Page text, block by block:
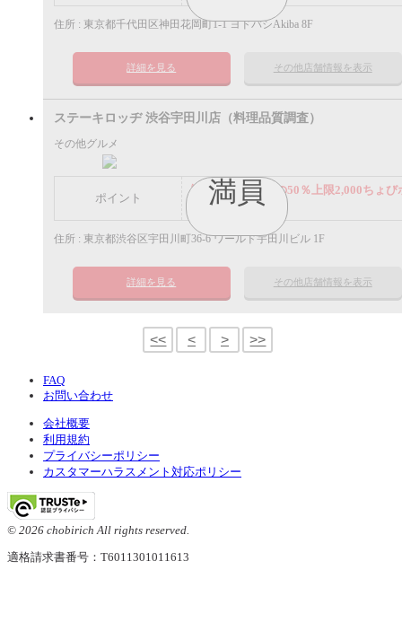
住所 : 東京都千代田区神田花岡町1-1 ヨドバシAkiba 8F
詳細を見る その他店舗情報を表示
満員
ステーキロッヂ 渋谷宇田川店（料理品質調査）
その他グルメ
ポイント
謝礼： 飲食代金の50％上限2,000ちょび
イント
住所 : 東京都渋谷区宇田川町36-6 ワールド宇田川ビル 1F
詳細を見る その他店舗情報を表示
<< < > >>
FAQ
お問い合わせ
会社概要
利用規約
プライバシーポリシー
カスタマーハラスメント対応ポリシー
© 2026 chobirich All rights reserved.
適格請求書番号：T6011301011613